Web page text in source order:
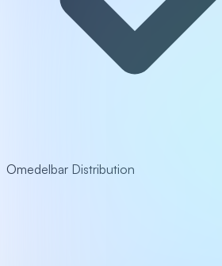
Omedelbar Distribution